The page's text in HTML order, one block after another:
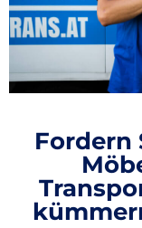
Fordern